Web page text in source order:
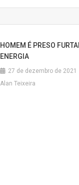
HOMEM É PRESO
ENERGIA
27 de dezembro de 2021
Alan Teixeira